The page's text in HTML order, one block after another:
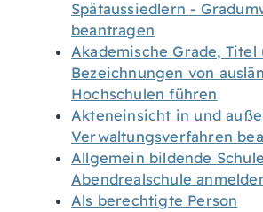
Spätaussiedlern -
beantragen
Akademische Grade, Titel
Bezeichnungen von
Hochschulen führen
Akteneinsicht in und
Verwaltungsverfahren
Allgemein bildende
Abendrealschule
Als berechtigte Person